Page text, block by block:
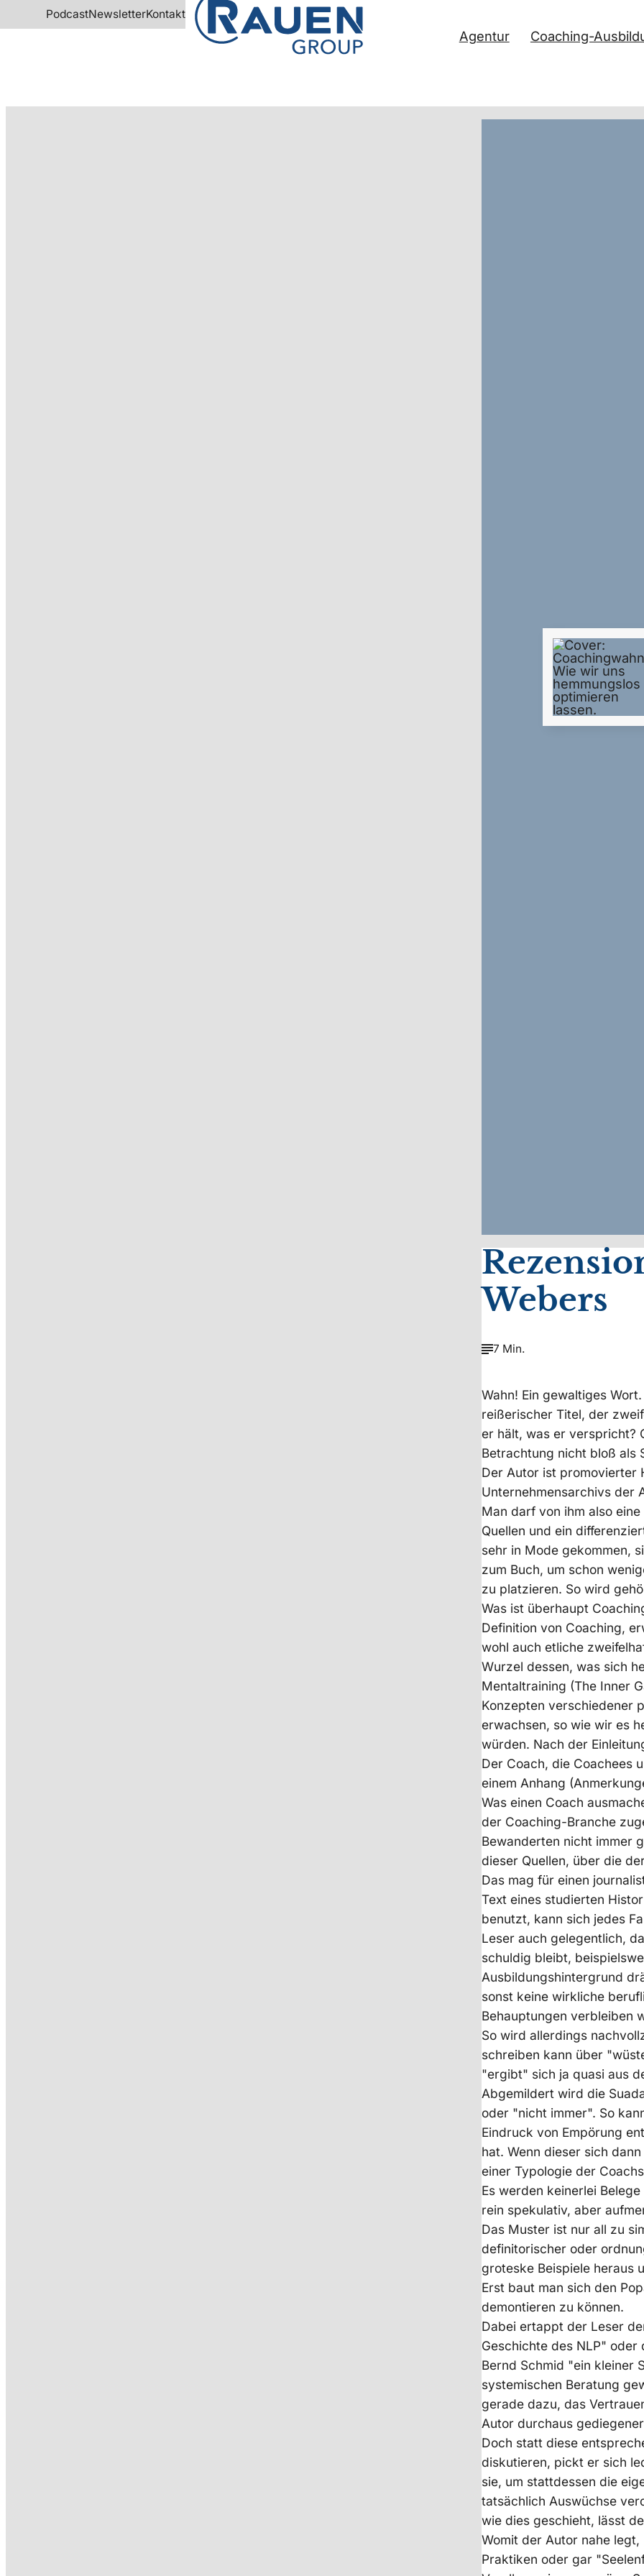
PodcastNewsletterKontakt
Agentur Coaching-
Webers
7 Min.
Wahn! Ein gewaltiges
reißerischer Titel, der
er hält, was er verspricht?
Betrachtung nicht bloß als
Der Autor ist promovierter
Unternehmensarchivs der
Man darf von ihm also
Quellen und ein
sehr in Mode gekommen,
zum Buch, um schon
zu platzieren. So wird
Was ist überhaupt
Definition von Coaching,
wohl auch etliche
Wurzel dessen, was sich
Mentaltraining (The Inner
Konzepten verschiedener
erwachsen, so wie wir es
würden. Nach der
Der Coach, die Coachees
einem Anhang
Was einen Coach
der Coaching-Branche
Bewanderten nicht immer
dieser Quellen, über die
Das mag für einen
Text eines studierten
benutzt, kann sich jedes
Leser auch gelegentlich,
schuldig bleibt,
Ausbildungshintergrund
sonst keine wirkliche
Behauptungen verbleiben
So wird allerdings
schreiben kann über
"ergibt" sich ja quasi aus
Abgemildert wird die
oder "nicht immer". So
Eindruck von Empörung
hat. Wenn dieser sich
einer Typologie der
Es werden keinerlei
rein spekulativ, aber
Das Muster ist nur all zu
definitorischer oder
groteske Beispiele heraus
Erst baut man sich den
demontieren zu können.
Dabei ertappt der Leser
Geschichte des NLP"
Bernd Schmid "ein kleiner
systemischen Beratung
gerade dazu, das
Autor durchaus
Doch statt diese
diskutieren, pickt er sich
sie, um stattdessen die
tatsächlich Auswüchse
wie dies geschieht, lässt
Womit der Autor nahe
Praktiken oder gar